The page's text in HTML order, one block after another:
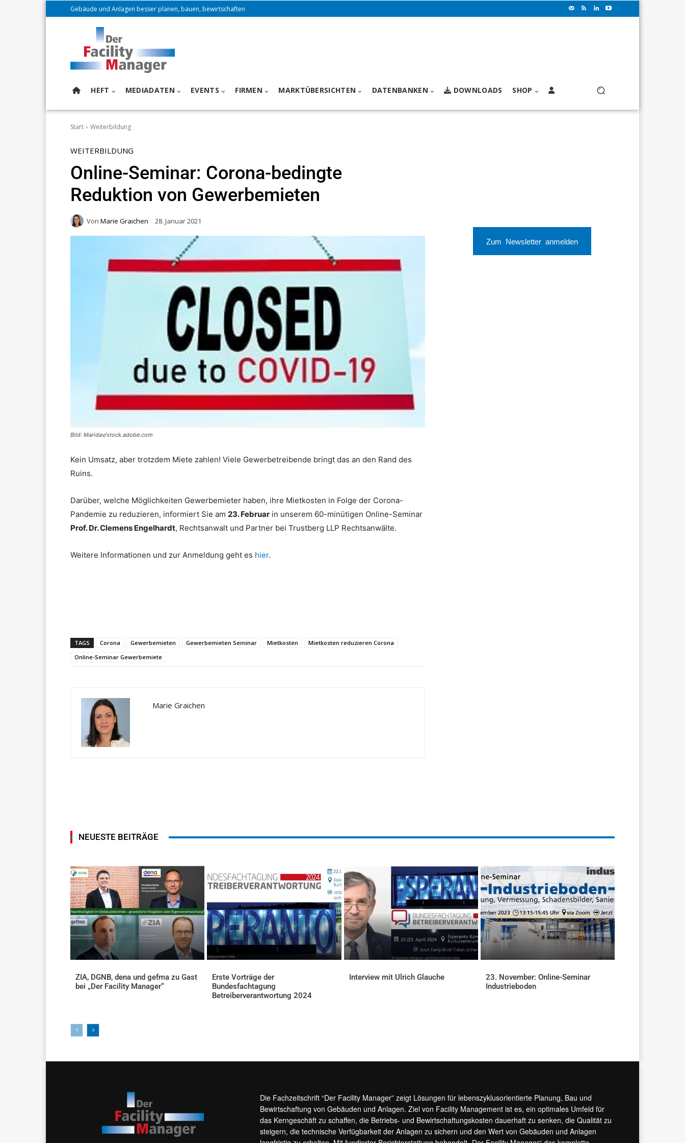
Gebäude und Anlagen besser planen, bauen, bewirtschaften
HEFT MEDIADATEN EVENTS FIRMEN MARKTÜBERSICHTEN DATENBANKEN DOWNLOADS SHOP
Start Weiterbildung
WEITERBILDUNG
Online-Seminar: Corona-bedingte
Reduktion von Gewerbemieten
Von Marie Graichen 28. Januar 2021
Bild: Maridav/stock.adobe.com
Kein Umsatz, aber trotzdem Miete zahlen! Viele Gewerbetreibende bringt das an den Rand des
Ruins.
Darüber, welche Möglichkeiten Gewerbemieter haben, ihre Mietkosten in Folge der Corona-
Pandemie zu reduzieren, informiert Sie am 23. Februar in unserem 60-minütigen Online-Seminar
Prof. Dr. Clemens Engelhardt, Rechtsanwalt und Partner bei Trustberg LLP Rechtsanwälte.
Weitere Informationen und zur Anmeldung geht es hier.
TAGS Corona Gewerbemieten Gewerbemieten Seminar Mietkosten
Mietkosten reduzieren Corona
Online-Seminar Gewerbemiete
Marie Graichen
Zum Newsletter anmelden
NEUESTE BEITRÄGE
ZIA, DGNB, dena und gefma zu Gast
bei „Der Facility Manager“
Erste Vorträge der
Bundesfachtagung
Betreiberverantwortung 2024
Interview mit Ulrich Glauche
23. November: Online-Seminar
Industrieboden
Die Fachzeitschrift “Der Facility Manager” zeigt Lösungen für lebenszyklusorientierte Planung, Bau und
Bewirtschaftung von Gebäuden und Anlagen. Ziel von Facility Management ist es, ein optimales Umfeld für
das Kerngeschäft zu schaffen, die Betriebs- und Bewirtschaftungskosten dauerhaft zu senken, die Qualität zu
steigern, die technische Verfügbarkeit der Anlagen zu sichern und den Wert von Gebäuden und Anlagen